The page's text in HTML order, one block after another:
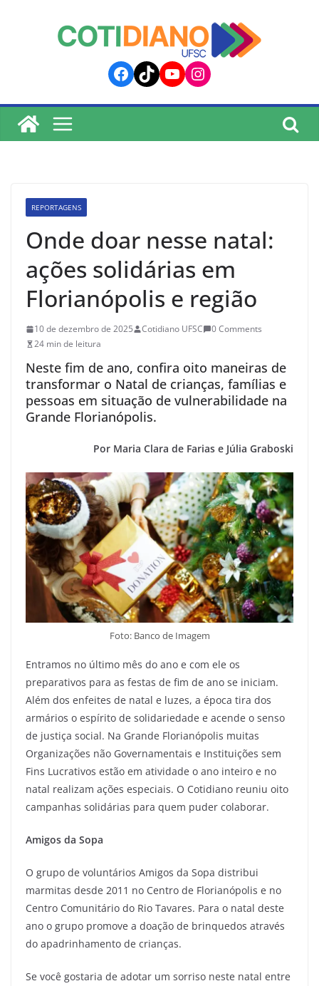
Facebook
TikTokYouTube
Instagram
REPORTAGENS
Onde doar nesse natal:
ações solidárias em
Florianópolis e região
10 de dezembro de 2025 Cotidiano UFSC
0 Comments
24 min de leitura
Neste fim de ano, confira oito maneiras de
transformar o Natal de crianças, famílias e
pessoas em situação de vulnerabilidade na
Grande Florianópolis.
Por Maria Clara de Farias e Júlia Graboski
Foto: Banco de Imagem
Entramos no último mês do ano e com ele os
preparativos para as festas de fim de ano se iniciam.
Além dos enfeites de natal e luzes, a época tira dos
armários o espírito de solidariedade e acende o senso
de justiça social. Na Grande Florianópolis muitas
Organizações não Governamentais e Instituições sem
Fins Lucrativos estão em atividade o ano inteiro e no
natal realizam ações especiais. O Cotidiano reuniu oito
campanhas solidárias para quem puder colaborar.
Amigos da Sopa
O grupo de voluntários Amigos da Sopa distribui
marmitas desde 2011 no Centro de Florianópolis e no
Centro Comunitário do Rio Tavares. Para o natal deste
ano o grupo promove a doação de brinquedos através
do apadrinhamento de crianças.
Se você gostaria de adotar um sorriso neste natal entre